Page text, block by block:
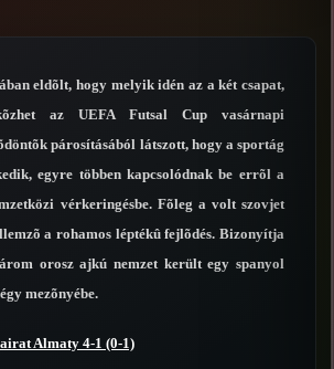
eldõlt, hogy melyik idén az a két csapat,
az UEFA Futsal Cup vasárnapi
párosításából látszott, hogy a sportág
egyre többen kapcsolódnak be errõl a
vérkeringésbe. Fõleg a volt szovjet
a rohamos léptékû fejlõdés. Bizonyítja
orosz ajkú nemzet került egy spanyol
mezõnyébe.
Almaty 4-1 (0-1)